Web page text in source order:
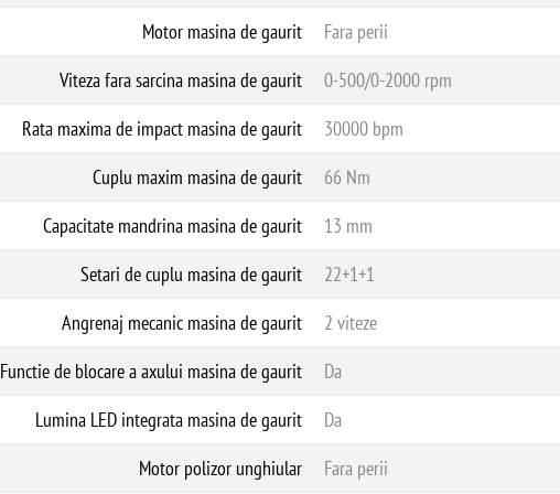
Lucrări de bricolaj și renovări
Găurire și șuruburi
Tăiere și șlefuire
cu polizorul
Portabilitate și manevrabilitate
Avantaje practice
Motoarebrushless
Accesorii incluse
Motor masina de gaurit
Fara perii
Viteza fara sarcina masina de gaurit
0-500/0-2000 rpm
Rata maxima de impact masina de gaurit
30000 bpm
Cuplu maxim masina de gaurit
66 Nm
Capacitate mandrina masina de gaurit
13 mm
Setari de cuplu masina de gaurit
22+1+1
Angrenaj mecanic masina de gaurit
2 viteze
Functie de blocare a axului masina de gaurit
Da
Lumina LED integrata masina de gaurit
Da
Motor polizor unghiular
Fara perii